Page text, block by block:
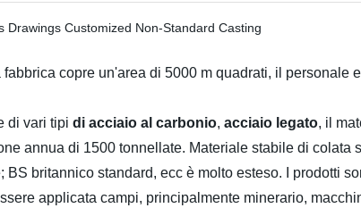
copre un'area di 5000 m quadrati, il personale
di vari tipi di acciaio al carbonio, acciaio legato, il
annua di 1500 tonnellate. Materiale stabile di colata
britannico standard, ecc è molto esteso. I prodotti
applicata campi, principalmente minerario,